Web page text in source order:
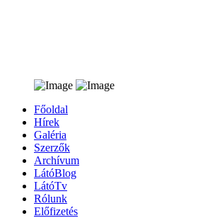
Főoldal
Hírek
Galéria
Szerzők
Archívum
LátóBlog
LátóTv
Rólunk
Előfizetés